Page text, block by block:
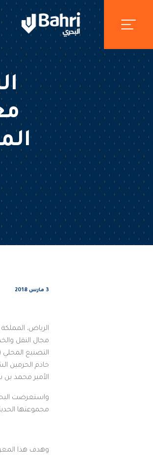
3 مارس 2018
مجال النقل
خادم الحرمين
الأمير محمد بن
مجموعتها
وهدف هذا